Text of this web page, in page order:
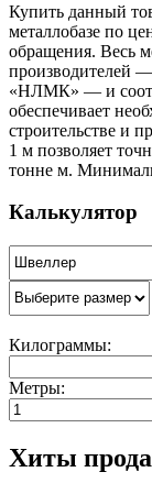
Купить данный
металлобазе по
обращения. Весь
«НЛМК» — и
обеспечивает
строительстве и
1 м позволяет
тонне м.
Калькулятор
Килограммы:
Метры:
Хиты